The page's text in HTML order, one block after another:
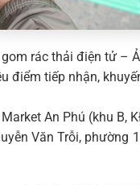
rác thải điện tử –
điểm tiếp nhận,
An Phú (khu B,
Văn Trỗi, phường